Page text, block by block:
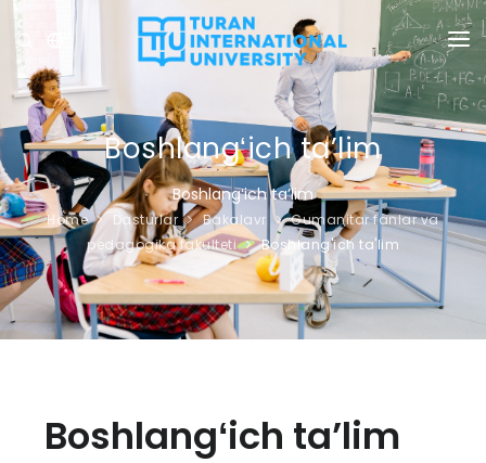
UNIVERSITET
DASTURLAR
QABUL
TADQIQOT
XALQARO ALOQALAR
YANGILIKLAR
Boshlangʻich taʼlim
Boshlangʻich taʼlim
Home Dasturlar Bakalavr
Gumanitar fanlar va
pedagogika fakulteti
Boshlang'ich ta'lim
Boshlangʻich taʼlim